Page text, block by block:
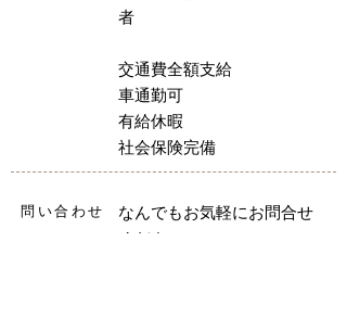
者
交通費全額支給
車通勤可
有給休暇
社会保険完備
問い合わせ
なんでもお気軽にお問合せ
ください。